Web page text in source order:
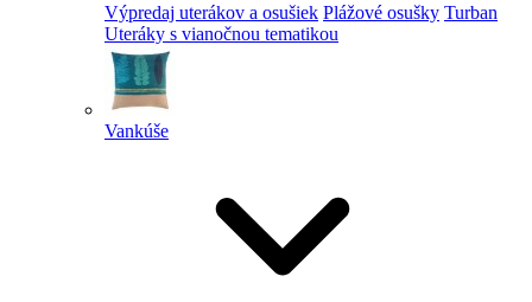
Výpredaj uterákov a osušiek Plážové osušky Turban
Uteráky s vianočnou tematikou
Vankúše